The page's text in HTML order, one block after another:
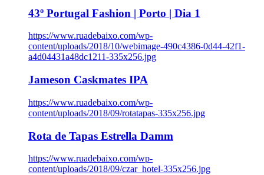
43º Portugal Fashion | Porto | Dia 1
https://www.ruadebaixo.com/wp-
content/uploads/2018/10/webimage-490c4386-0d44-42f1-
a4d04431a48dc1211-335x256.jpg
Jameson Caskmates IPA
https://www.ruadebaixo.com/wp-
content/uploads/2018/09/rotatapas-335x256.jpg
Rota de Tapas Estrella Damm
https://www.ruadebaixo.com/wp-
content/uploads/2018/09/czar_hotel-335x256.jpg